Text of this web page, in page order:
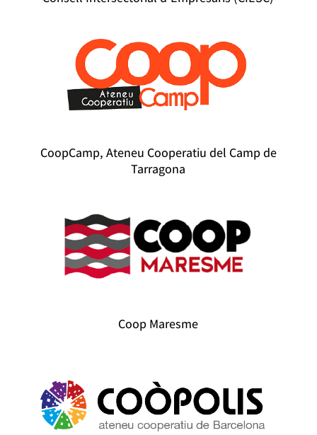
CoopCamp, Ateneu Cooperatiu del Camp de
Tarragona
Coop Maresme